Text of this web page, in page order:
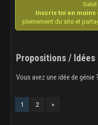
Inscris toi en moins
pleinement du site et
Propositions / Idées
Vous avez une idée de génie
1 2 »